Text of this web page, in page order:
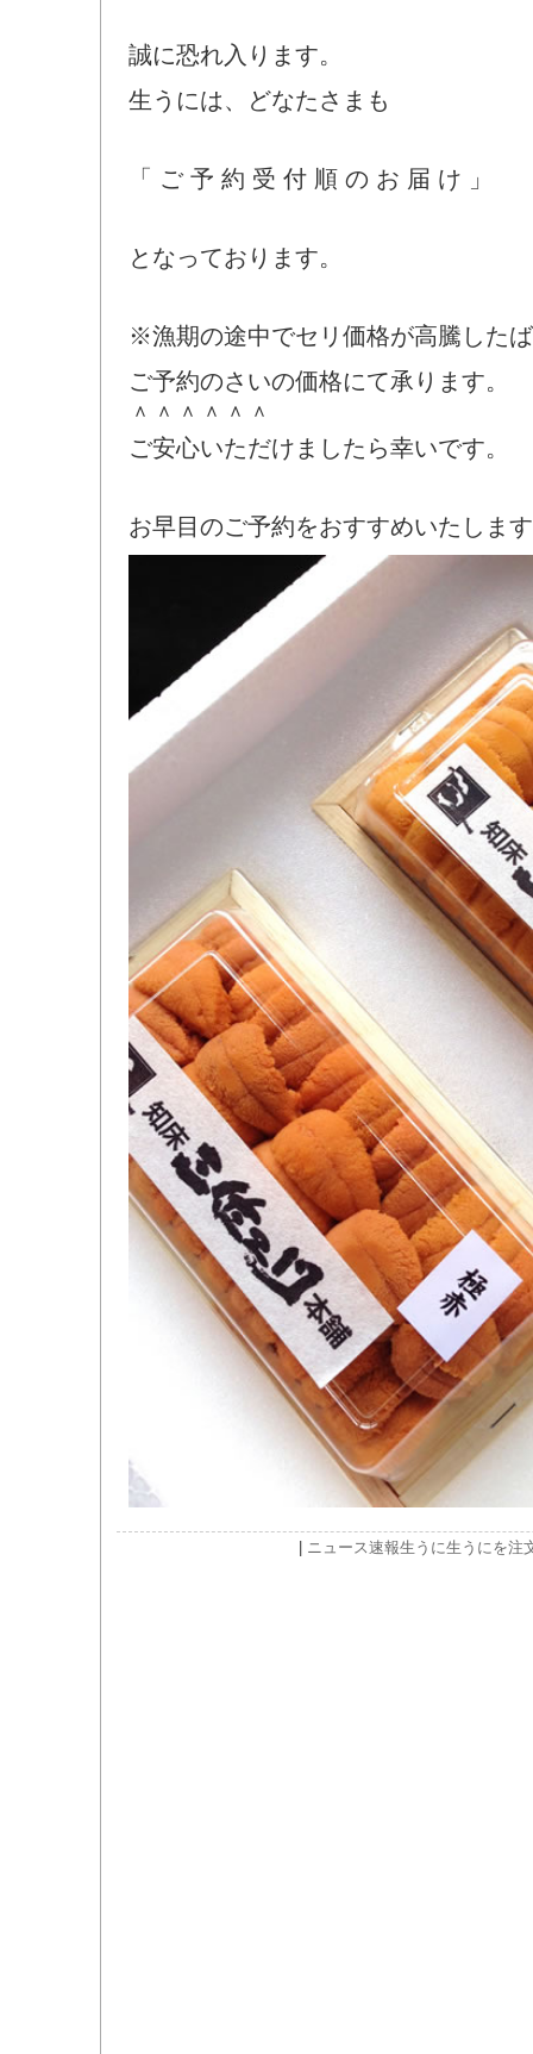
誠に恐れ入ります。
生うには、どなたさまも
「 ご 予 約 受 付 順 の お 届 け 」
となっております。
※漁期の途中でセリ価格が高騰した
ご予約のさいの価格にて承ります。
＾＾＾＾＾＾
ご安心いただけましたら幸いです。
お早目のご予約をおすすめいたしま
ニュース速報生うに生うにを注